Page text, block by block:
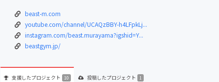
beast-m.com
youtube.com/channel/UCAQzBBY-h4LFpkLj...
instagram.com/beast.murayama?igshid=Y...
beastgym.jp/
支援したプロジェクト 10 投稿したプロジェクト 1